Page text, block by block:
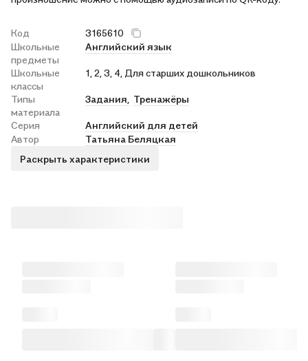
Код
3165610
Школьные
предметы
Английский язык
Школьные
классы
1, 2, 3, 4, Для старших дошкольников
Типы
материала
Задания, Тренажёры
Серия
Английский для детей
Автор
Татьяна Беляцкая
Раскрыть характеристики